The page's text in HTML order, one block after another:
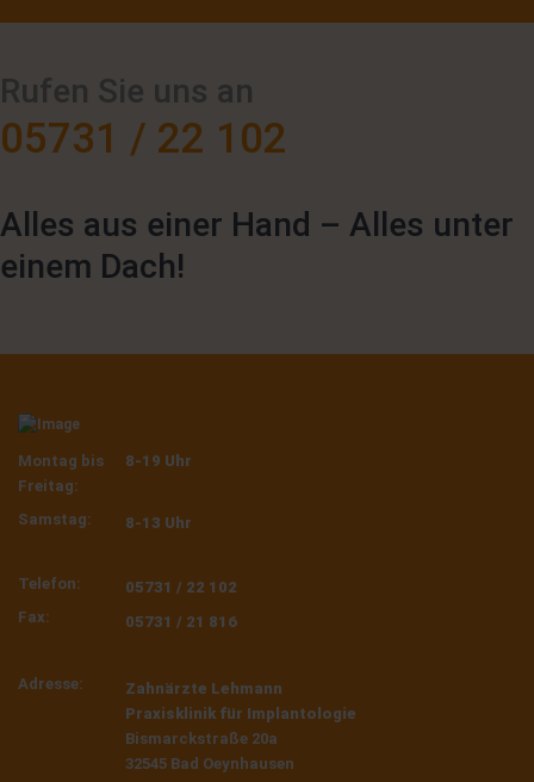
Rufen Sie uns an
05731 / 22 102
Alles aus einer Hand – Alles unter
einem Dach!
Montag bis
Freitag:
8-19 Uhr
Samstag: 8-13 Uhr
Telefon:
05731 / 22 102
Fax:
05731 / 21 816
Adresse:
Zahnärzte Lehmann
Praxisklinik für Implantologie
Bismarckstraße 20a
32545 Bad Oeynhausen